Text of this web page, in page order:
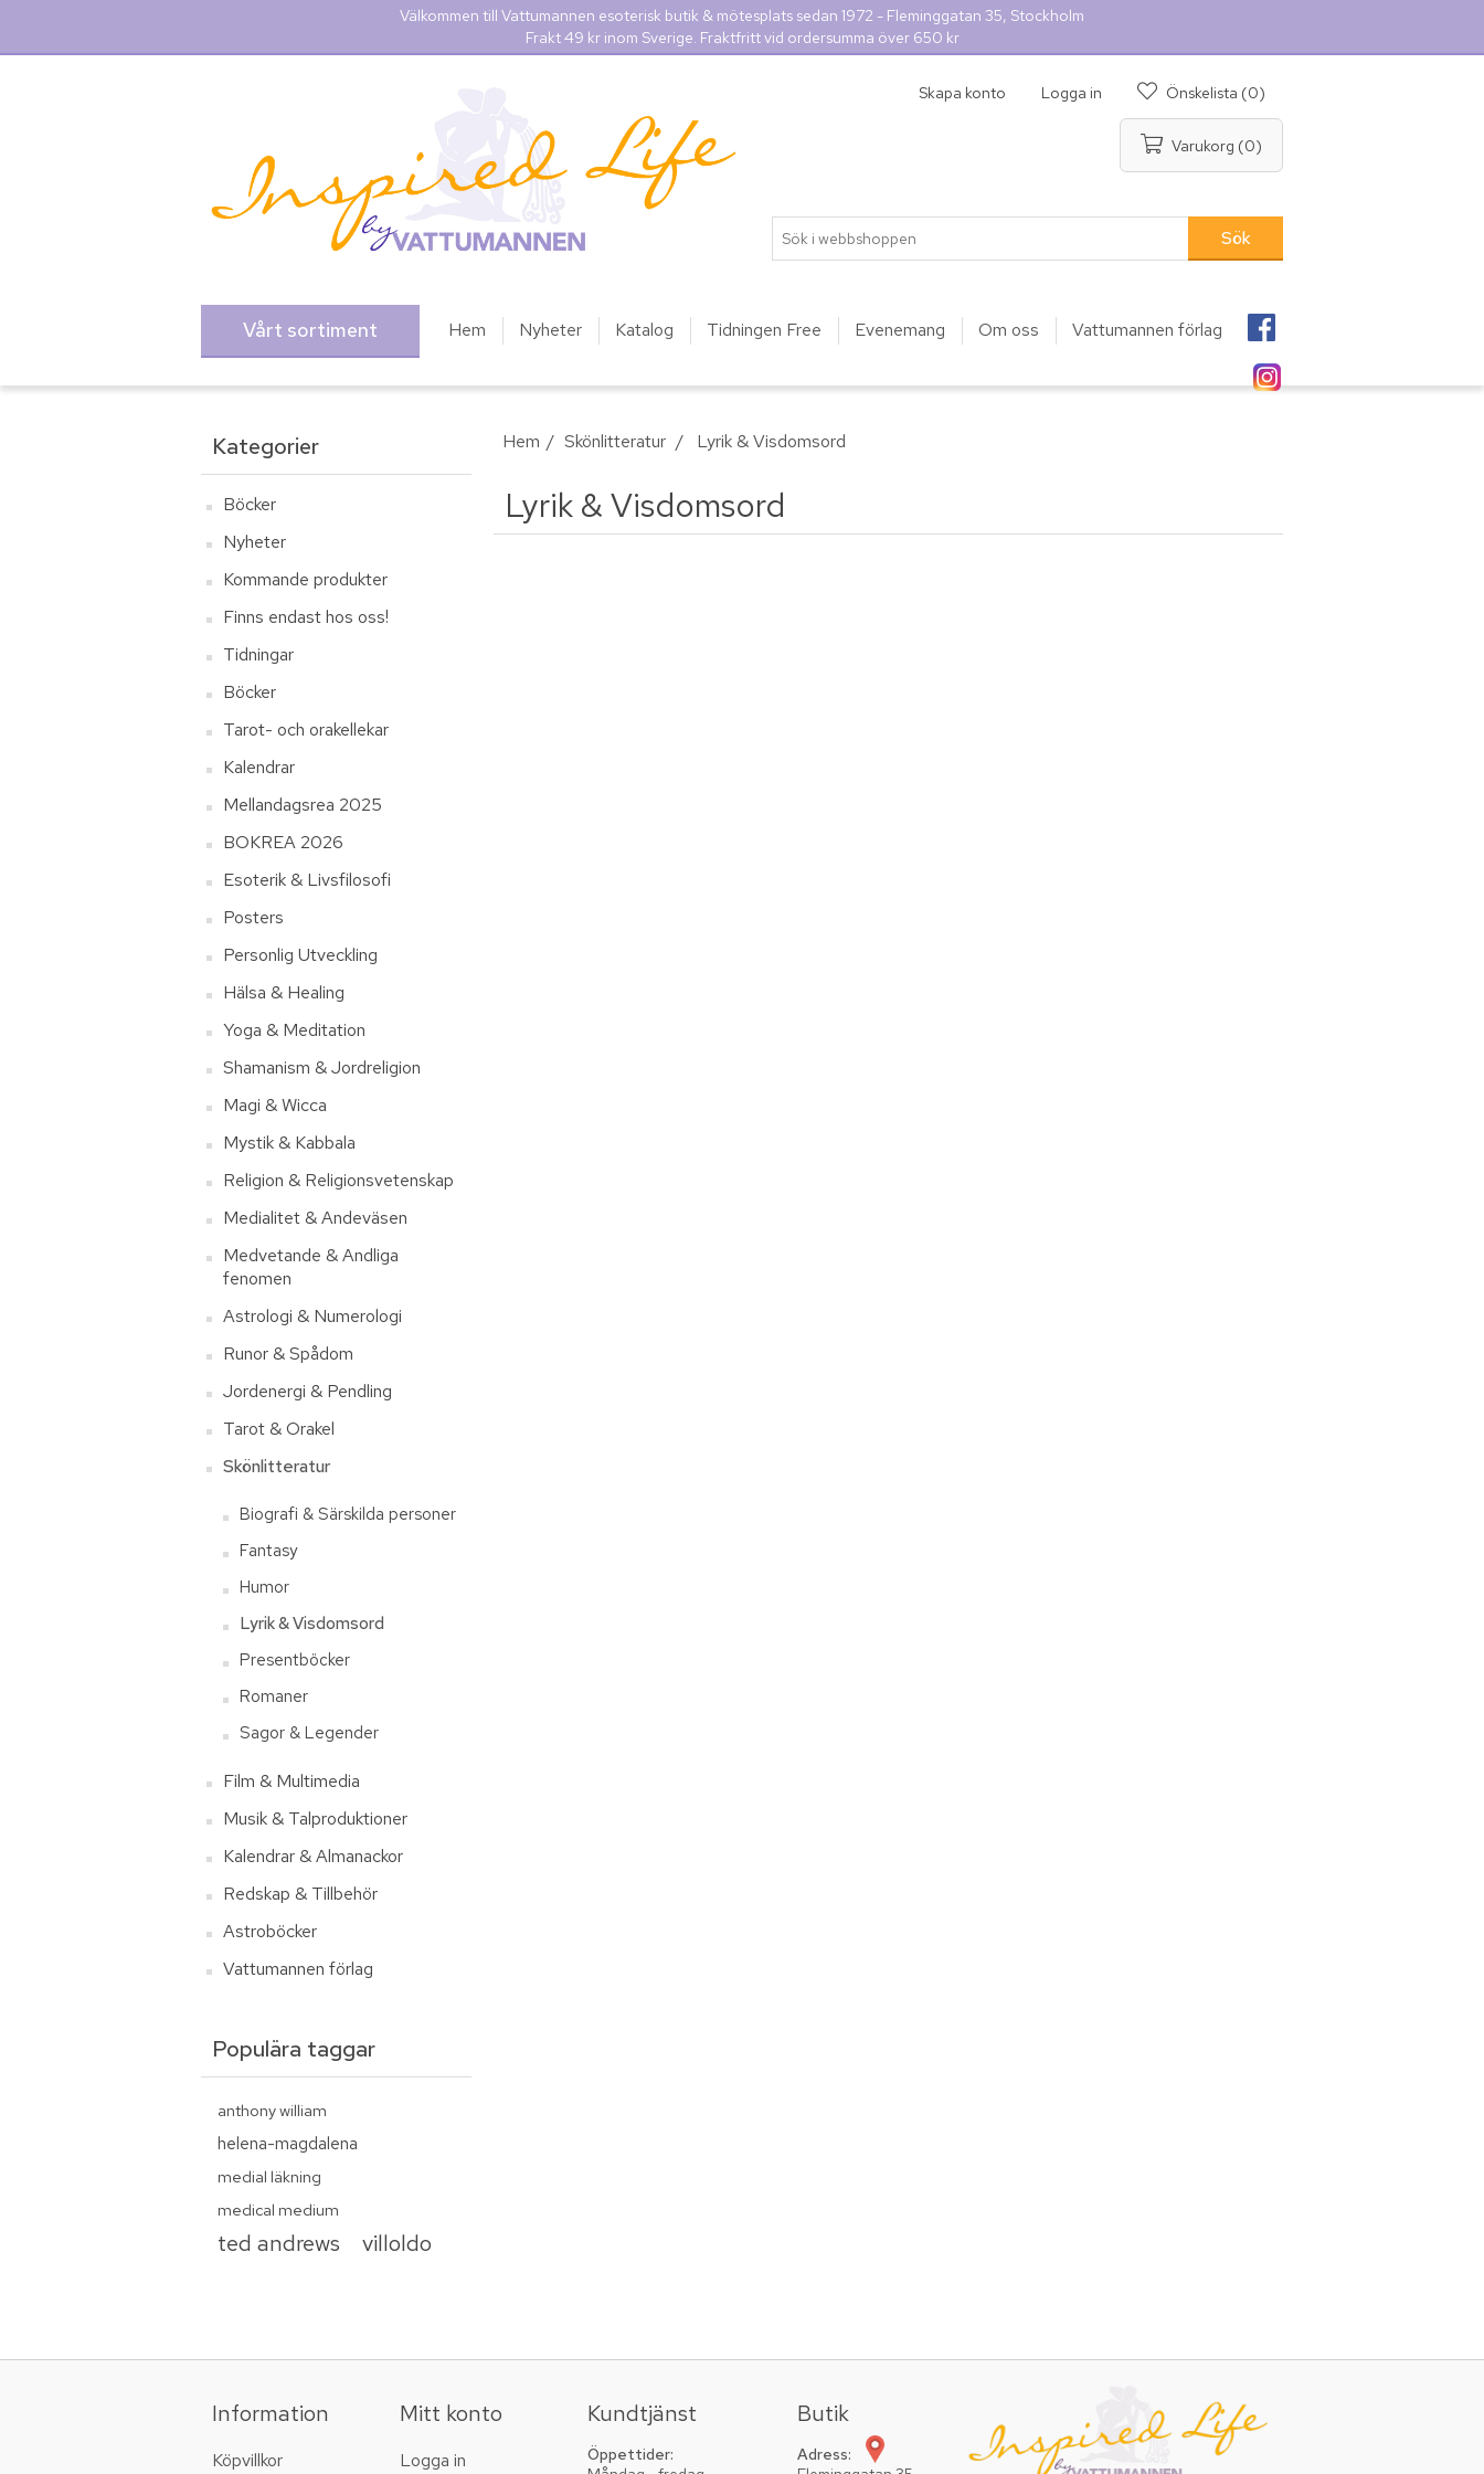
Välkommen till Vattumannen esoterisk butik & mötesplats sedan 1972 - Fleminggatan 35, Stockholm
Frakt 49 kr inom Sverige. Fraktfritt vid ordersumma över 650 kr
Skapa konto Logga in Önskelista (0)
Varukorg (0)
Vårt sortiment Hem Nyheter Katalog Tidningen Free Evenemang Om oss Vattumannen förlag
Kategorier
Böcker
Nyheter
Kommande produkter
Finns endast hos oss!
Tidningar
Böcker
Tarot- och orakellekar
Kalendrar
Mellandagsrea 2025
BOKREA 2026
Esoterik & Livsfilosofi
Posters
Personlig Utveckling
Hälsa & Healing
Yoga & Meditation
Shamanism & Jordreligion
Magi & Wicca
Mystik & Kabbala
Religion & Religionsvetenskap
Medialitet & Andeväsen
Medvetande & Andliga
fenomen
Astrologi & Numerologi
Runor & Spådom
Jordenergi & Pendling
Tarot & Orakel
Skönlitteratur
Biografi & Särskilda personer
Fantasy
Humor
Lyrik & Visdomsord
Presentböcker
Romaner
Sagor & Legender
Film & Multimedia
Musik & Talproduktioner
Kalendrar & Almanackor
Redskap & Tillbehör
Astroböcker
Vattumannen förlag
Populära taggar
anthony william
helena-magdalena
medial läkning
medical medium
ted andrews villoldo
Hem / Skönlitteratur / Lyrik & Visdomsord
Lyrik & Visdomsord
Information
Köpvillkor
Mitt konto
Logga in
Kundtjänst
Öppettider:
Butik
Adress: